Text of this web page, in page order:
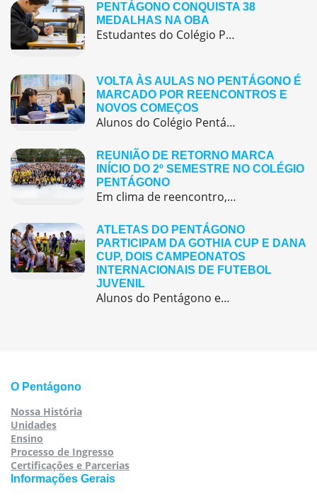
PENTÁGONO CONQUISTA 38
MEDALHAS NA OBA
Estudantes do Colégio Pentágono conquistam excelente resultado na Olimpíada Brasileira de Astronomia e Astronáutica (OBA) 2025, somando 38 medalhas.
VOLTA ÀS AULAS NO PENTÁGONO É
MARCADO POR REENCONTROS E
NOVOS COMEÇOS
Alunos do Colégio Pentágono retornaram às aulas trazendo o entusiasmo dos reencontros e o desejo de seguir aprendendo com significado.
REUNIÃO DE RETORNO MARCA
INÍCIO DO 2º SEMESTRE NO COLÉGIO
PENTÁGONO
Em clima de reencontro, a equipe pedagógica participou da abertura do semestre letivo com treinamentos e simulação de emergência
ATLETAS DO PENTÁGONO
PARTICIPAM DA GOTHIA CUP E DANA
CUP, DOIS CAMPEONATOS
INTERNACIONAIS DE FUTEBOL
JUVENIL
Alunos do Pentágono embarcaram para a Europa, onde participaram de duas das maiores competições internacionais de futebol juvenil
O Pentágono
Nossa História
Unidades
Ensino
Processo de Ingresso
Certificações e Parcerias
Informações Gerais